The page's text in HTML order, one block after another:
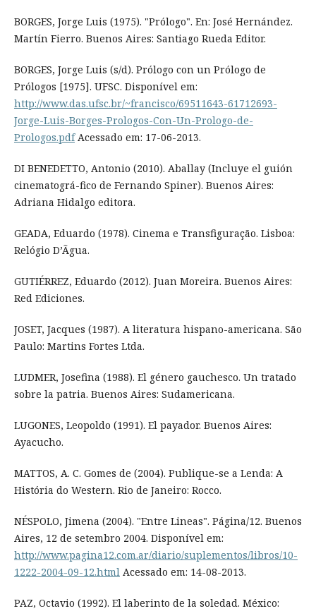
BORGES, Jorge Luis (1975). "Prólogo". En: José Hernández.
Martín Fierro. Buenos Aires: Santiago Rueda Editor.
BORGES, Jorge Luis (s/d). Prólogo con un Prólogo de
Prólogos [1975]. UFSC. Disponível em:
http://www.das.ufsc.br/~francisco/69511643-61712693-
Jorge-Luis-Borges-Prologos-Con-Un-Prologo-de-
Prologos.pdfAcessado em: 17-06-2013.
DI BENEDETTO, Antonio (2010). Aballay (Incluye el guión
cinematográ-fico de Fernando Spiner). Buenos Aires:
Adriana Hidalgo editora.
GEADA, Eduardo (1978). Cinema e Transfiguração. Lisboa:
Relógio D’Ãgua.
GUTIÉRREZ, Eduardo (2012). Juan Moreira. Buenos Aires:
Red Ediciones.
JOSET, Jacques (1987). A literatura hispano-americana. São
Paulo: Martins Fortes Ltda.
LUDMER, Josefina (1988). El género gauchesco. Un tratado
sobre la patria. Buenos Aires: Sudamericana.
LUGONES, Leopoldo (1991). El payador. Buenos Aires:
Ayacucho.
MATTOS, A. C. Gomes de (2004). Publique-se a Lenda: A
História do Western. Rio de Janeiro: Rocco.
NÉSPOLO, Jimena (2004). "Entre Lineas". Página/12. Buenos
Aires, 12 de setembro 2004. Disponível em:
http://www.pagina12.com.ar/diario/suplementos/libros/10-
1222-2004-09-12.htmlAcessado em: 14-08-2013.
PAZ, Octavio (1992). El laberinto de la soledad. México: